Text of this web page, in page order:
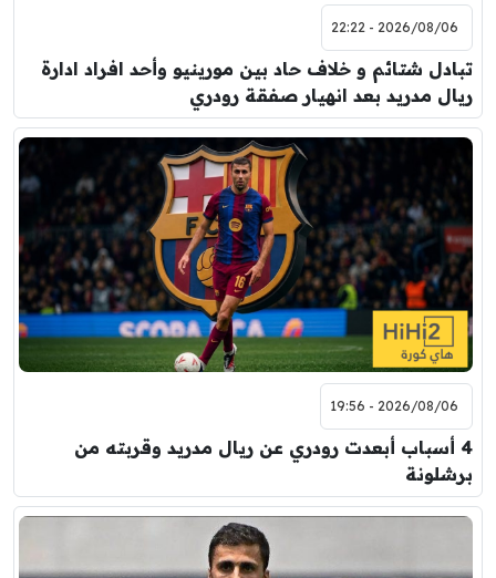
2026/08/06 - 22:22
تبادل شتائم و خلاف حاد بين مورينيو وأحد افراد ادارة
ريال مدريد بعد انهيار صفقة رودري
2026/08/06 - 19:56
4 أسباب أبعدت رودري عن ريال مدريد وقربته من
برشلونة